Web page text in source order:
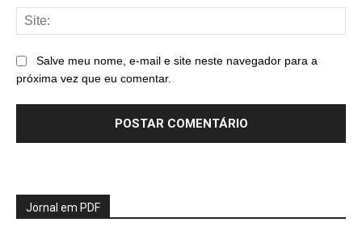
Salve meu nome, e-mail e site neste navegador para a
próxima vez que eu comentar.
Jornal em PDF